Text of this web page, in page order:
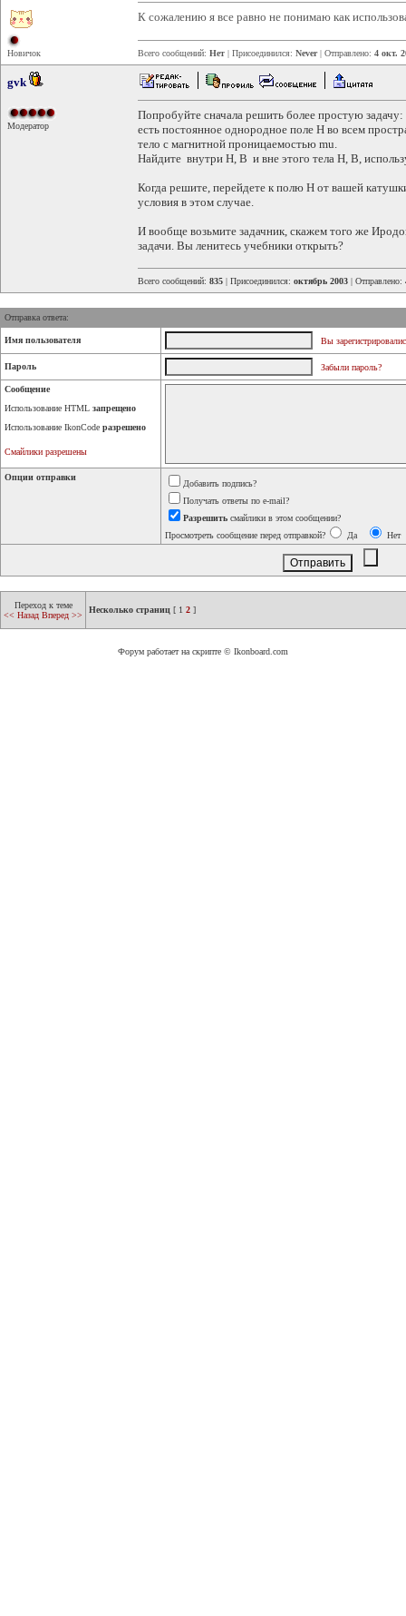
Новичок
К сожалению я все равно не понимаю как
Всего сообщений: Нет | Присоединился: Never| Отправлено: 4 окт.
gvk
Модератор
Попробуйте сначала решить более простую задачу:
есть постоянное однородное поле H во всем
тело с магнитной проницаемостью mu.
Найдите внутри H, B и вне этого тела H, B,
Когда решите, перейдете к полю H от вашей
условия в этом случае.
И вообще возьмите задачник, скажем того же
задачи. Вы ленитесь учебники открыть?
Всего сообщений: 835 | Присоединился: октябрь 2003 | Отправлено:
Отправка ответа:
Имя пользователя Вы
Пароль Забыли пароль?
Сообщение
Использование HTML запрещено
Использование IkonCode разрешено
Смайлики разрешены
Опции отправки
Добавить подпись?
Получать ответы по e-mail?
Разрешить смайлики в этом сообщении?
Просмотреть сообщение перед отправкой?
Да Нет
Переход к теме
<< Назад Вперед >>
Несколько страниц [ 1 2 ]
Форум работает на скрипте © Ikonboard.com